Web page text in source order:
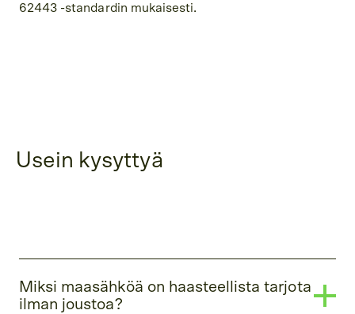
62443 -standardin mukaisesti.
Usein kysyttyä
Miksi maasähköä on haasteellista tarjota
ilman joustoa?